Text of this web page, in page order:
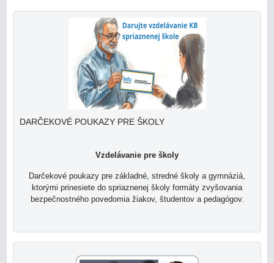
DARČEKOVÉ POUKAZY PRE ŠKOLY
Vzdelávanie pre školy
Darčekové poukazy pre základné, stredné školy a gymnáziá,
ktorými prinesiete do spriaznenej školy formáty zvyšovania
bezpečnostného povedomia žiakov, študentov a pedagógov.